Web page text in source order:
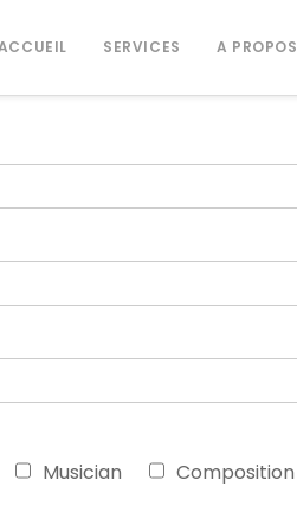
SERVICES A PROPOS
Musician Composition